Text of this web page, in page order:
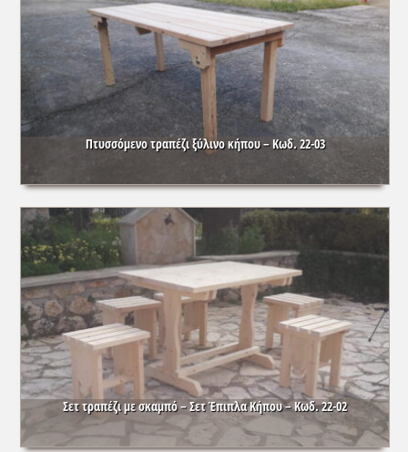
Πτυσσόμενο τραπέζι ξύλινο κήπου – Κωδ. 22-03
Σετ τραπέζι με σκαμπό – Σετ Έπιπλα Κήπου – Κωδ. 22-02